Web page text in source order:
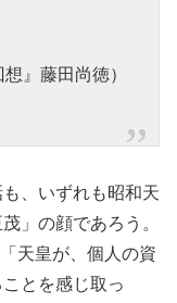
想』藤田尚徳）
、いずれも昭和天
」の顔であろう。
天皇が、個人の資
とを感じ取っ